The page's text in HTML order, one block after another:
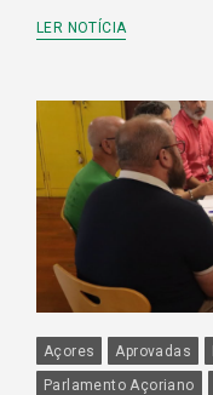
LER NOTÍCIA
Açores Aprovadas
Parlamento Açoriano